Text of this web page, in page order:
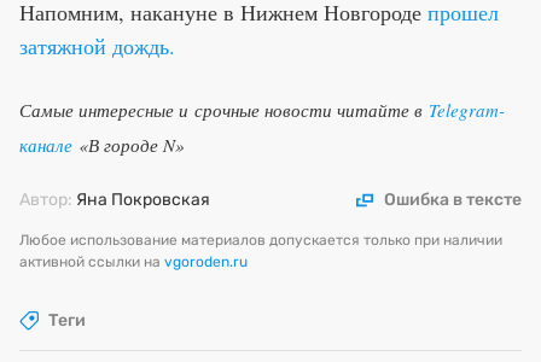
Напомним, накануне в Нижнем Новгороде прошел
затяжной дождь.
Самые интересные и срочные новости читайте в Telegram-
канале «В городе N»
Автор: Яна Покровская Ошибка в тексте
Любое использование материалов допускается только при наличии
активной ссылки на vgoroden.ru
Теги